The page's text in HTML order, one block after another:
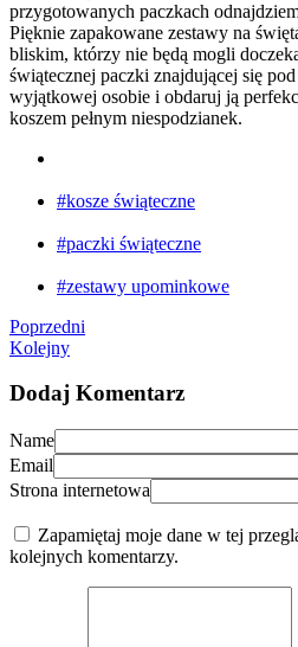
przygotowanych paczkach
Pięknie zapakowane zestawy na
bliskim, którzy nie będą mogli
świątecznej paczki znajdującej się
wyjątkowej osobie i obdaruj ją
koszem pełnym niespodzianek.
#kosze świąteczne
#paczki świąteczne
#zestawy upominkowe
Poprzedni
Kolejny
Dodaj Komentarz
Name
Email
Strona internetowa
Zapamiętaj moje dane w tej
kolejnych komentarzy.